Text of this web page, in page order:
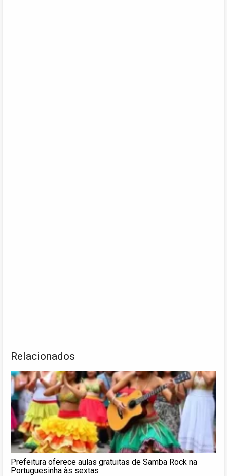
Relacionados
Prefeitura oferece aulas gratuitas de Samba Rock na
Portuguesinha às sextas